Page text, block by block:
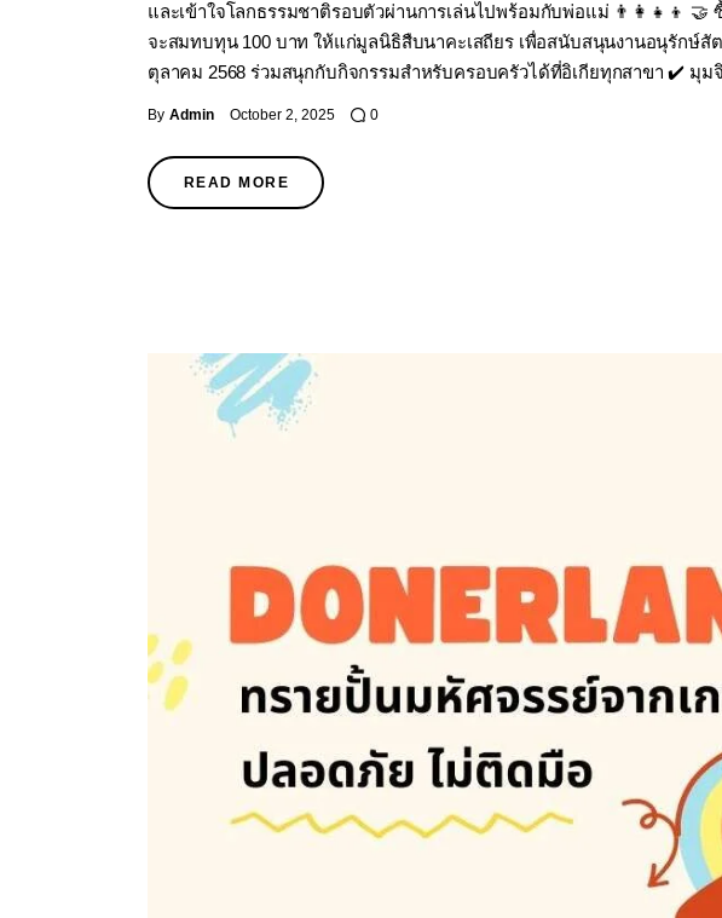
และเข้าใจโลกธรรมชาติรอบตัวผ่านการเล่นไปพร้อมกับพ่อแม่ 👨‍👩‍👧‍👦 🤝
จะสมทบทุน 100 บาท ให้แก่มูลนิธิสืบนาคะเสถียร เพื่อสนับสนุนงานอนุรักษ์
ตุลาคม 2568 ร่วมสนุกกับกิจกรรมสำหรับครอบครัวได้ที่อิเกียทุกสาขา ✔️ มุม
By Admin October 2, 2025 0
READ MORE